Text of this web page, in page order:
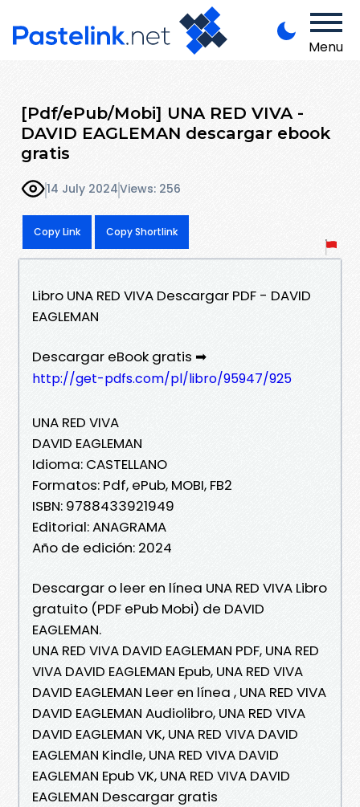
Menu
[Pdf/ePub/Mobi] UNA RED VIVA -
DAVID EAGLEMAN descargar ebook
gratis
14 July 2024Views: 256
Copy Link Copy Shortlink
Libro UNA RED VIVA Descargar PDF - DAVID
EAGLEMAN
Descargar eBook gratis ➡
http://get-pdfs.com/pl/libro/95947/925
UNA RED VIVA
DAVID EAGLEMAN
Idioma: CASTELLANO
Formatos: Pdf, ePub, MOBI, FB2
ISBN: 9788433921949
Editorial: ANAGRAMA
Año de edición: 2024
Descargar o leer en línea UNA RED VIVA Libro
gratuito (PDF ePub Mobi) de DAVID
EAGLEMAN.
UNA RED VIVA DAVID EAGLEMAN PDF, UNA RED
VIVA DAVID EAGLEMAN Epub, UNA RED VIVA
DAVID EAGLEMAN Leer en línea , UNA RED VIVA
DAVID EAGLEMAN Audiolibro, UNA RED VIVA
DAVID EAGLEMAN VK, UNA RED VIVA DAVID
EAGLEMAN Kindle, UNA RED VIVA DAVID
EAGLEMAN Epub VK, UNA RED VIVA DAVID
EAGLEMAN Descargar gratis